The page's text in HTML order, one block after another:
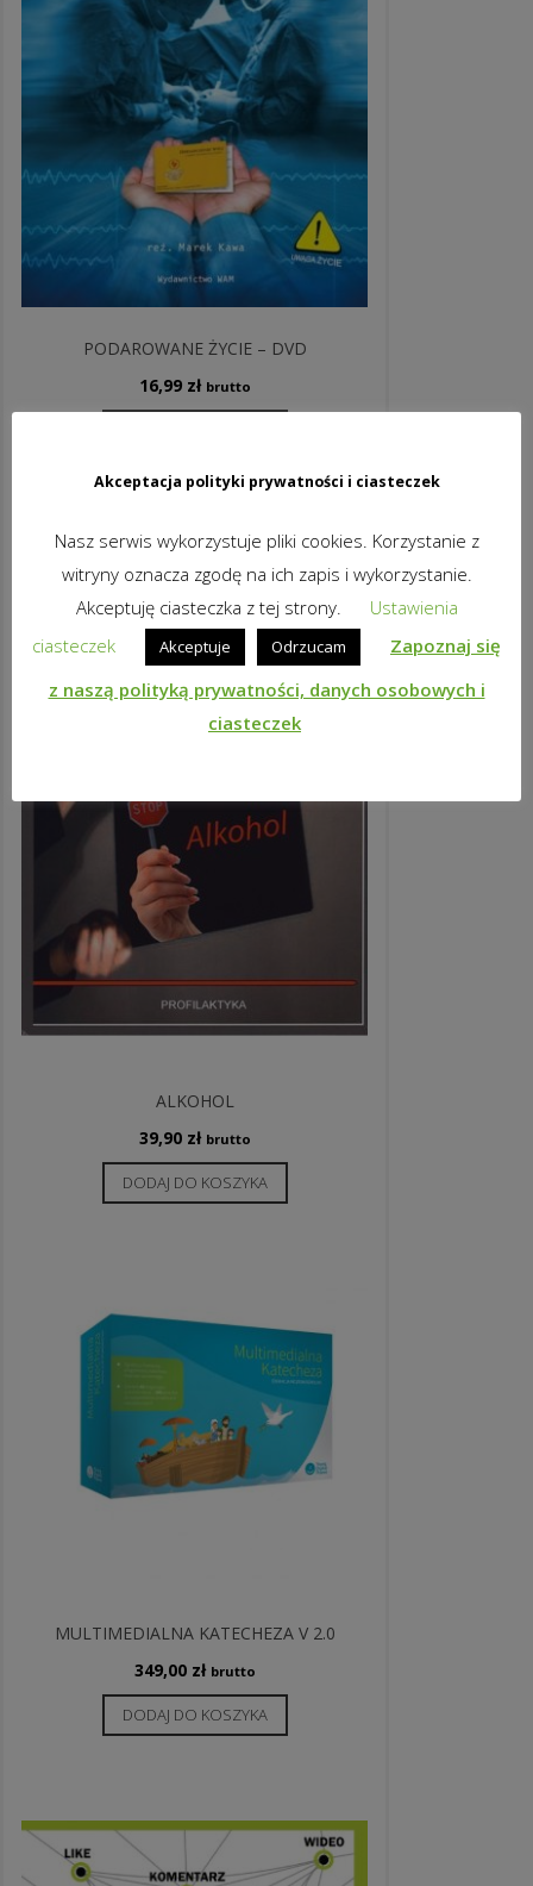
PODAROWANE ŻYCIE – DVD
16,99 zł brutto
ALKOHOL
39,90 zł brutto
DODAJ DO KOSZYKA
MULTIMEDIALNA KATECHEZA V 2.0
349,00 zł brutto
DODAJ DO KOSZYKA
Akceptacja polityki prywatności i ciasteczek
Nasz serwis wykorzystuje pliki cookies. Korzystanie z
witryny oznacza zgodę na ich zapis i wykorzystanie.
Akceptuję ciasteczka z tej strony.
Ustawienia
ciasteczek
Akceptuje Odrzucam
Zapoznaj się
z naszą polityką prywatności, danych osobowych i
ciasteczek